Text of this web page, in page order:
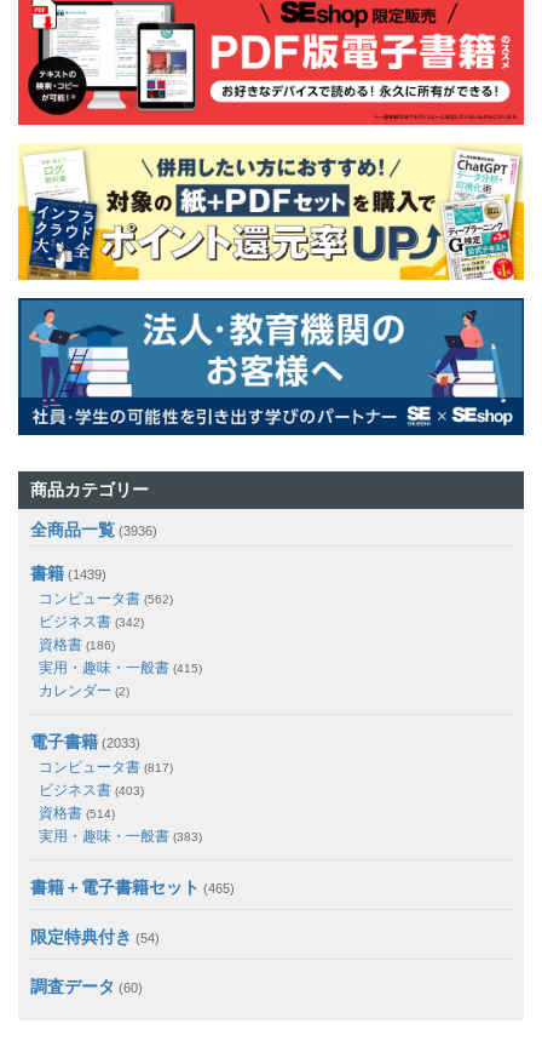
商品カテゴリー
全商品一覧 (3936)
書籍 (1439)
コンピュータ書 (562)
ビジネス書 (342)
資格書 (186)
実用・趣味・一般書 (415)
カレンダー (2)
電子書籍 (2033)
コンピュータ書 (817)
ビジネス書 (403)
資格書 (514)
実用・趣味・一般書 (383)
書籍＋電子書籍セット (465)
限定特典付き (54)
調査データ (60)